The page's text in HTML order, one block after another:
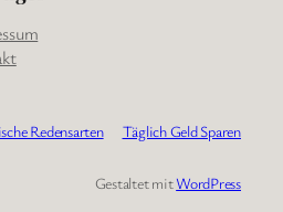
Redensarten Täglich Geld Sparen
Gestaltet mitWordPress